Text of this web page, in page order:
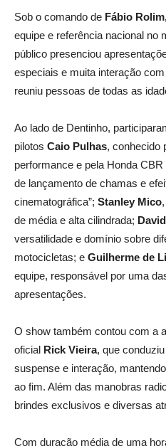
Sob o comando de Fábio
equipe e referência nacional no
público presenciou
especiais e muita interação
reuniu pessoas de todas as
Ao lado de Dentinho,
pilotos Caio Pulhas, conhecido
performance e pela Honda
de lançamento de chamas e
cinematográfica”; Stanley Mico
de média e alta cilindrada;
versatilidade e domínio sobre
motocicletas; e Guilherme de
equipe, responsável por uma
apresentações.
O show também contou com a
oficial Rick Vieira, que
suspense e interação,
ao fim. Além das manobras
brindes exclusivos e diversas
Com duração média de uma